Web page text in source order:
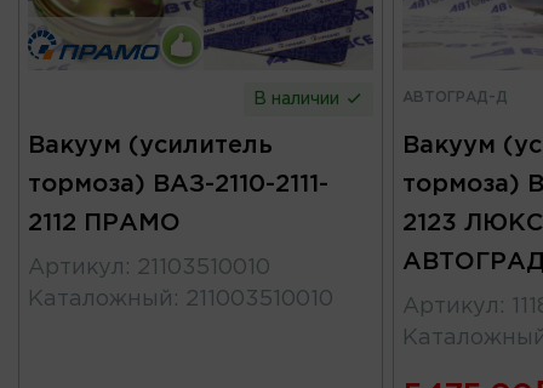
В наличии
Вакуум (усилитель
тормоза) ВАЗ-2110-2111-
2112 ПРАМО
Артикул : 21103510010
Каталожный : 211003510010
АВТОГРАД-Д
Вакуум
тормоза)
2123
Артикул :